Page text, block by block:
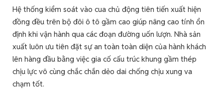
Hệ thống kiểm soát vào cua chủ động tiên tiến xuất hiện
đồng đều trên bộ đôi ô tô gầm cao giúp nâng cao tính ổn
định khi vận hành qua các đoạn đường uốn lượn. Nhà sản
xuất luôn ưu tiên đặt sự an toàn toàn diện của hành khách
lên hàng đầu bằng việc gia cố cấu trúc khung gầm thép
chịu lực vô cùng chắc chắn dẻo dai chống chịu xung va
chạm tốt.